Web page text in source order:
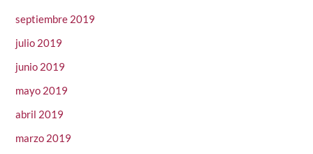
septiembre 2019
julio 2019
junio 2019
mayo 2019
abril 2019
marzo 2019